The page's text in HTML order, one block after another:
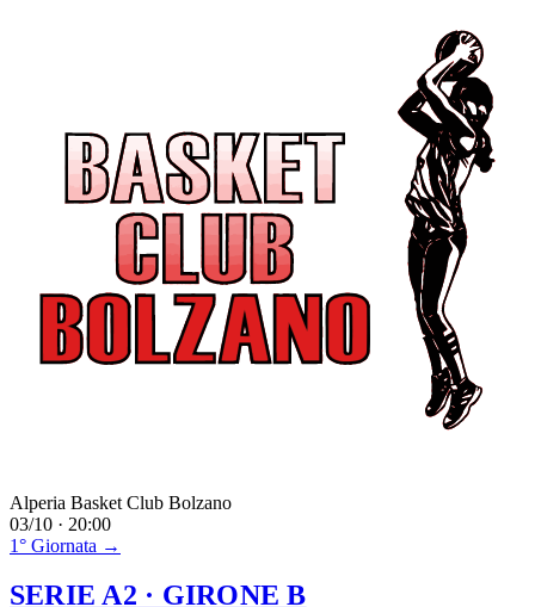
Alperia Basket Club Bolzano
03/10 · 20:00
1° Giornata →
SERIE A2 · GIRONE B